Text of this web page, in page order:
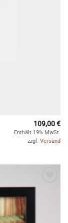
109,00€
Enthält 19% MwSt.
zzgl.Versand
Auf die
Wunschliste